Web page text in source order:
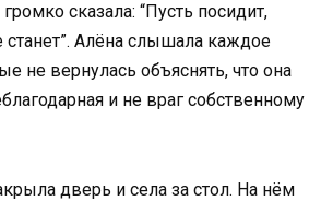
сказала: “Пусть посидит,
станет”. Алёна слышала каждое
не вернулась объяснять, что она
и не враг собственному
дверь и села за стол. На нём